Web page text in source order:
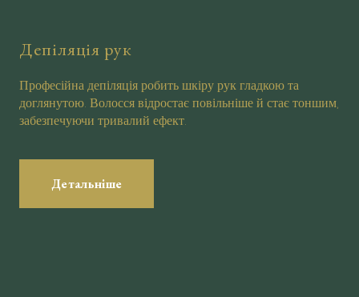
Депіляція рук
Професійна депіляція робить шкіру рук гладкою та
доглянутою. Волосся відростає повільніше й стає тоншим,
забезпечуючи тривалий ефект.
Детальніше